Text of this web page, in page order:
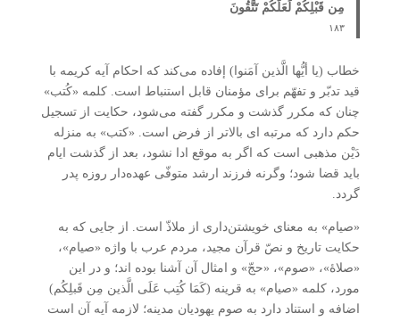
مِن قَبْلِکُمْ لَعَلَّکُمْ تَتَّقُونَ
۱۸۳
خطاب (یا أیُّها الَّذین آمَنوا) إفاده می‌کند که احکام آیه کریمه با
قید تدبّر و تفهّم برای مؤمنان قابل استنباط است. کلمه «کُتب»
چنان که مکرر گذشت و مکرر گفته می‌شود، حکایت از تسجیل
حکم دارد که مرتبه ای بالاتر از فرض است. «کتب» به منزله
دَیْن مذهبی است که اگر به موقع ادا نشود، بعد از گذشت ایام
باید قضا شود؛ وگرنه فرزند ارشد متوفّی عهده‌دار روزه پدر
گردد.
«صیام» به معنای خویشتن‌داری از ملاذّ است. از جایی که به
حکایت تاریخ و نصّ قرآن مجید، مردم عرب با واژه «صیام»،
«صلاۀ»، «صوم»، «حجّ» و امثال آن آشنا بوده اند؛ و در این
مورد، کلمه «صیام» به قرینه (کَمَا کُتِب عَلَی الَّذین مِن قَبلِکُم)
اضافه و استناد دارد به صوم یهودیان مدینه؛ لازمه آیه آن است